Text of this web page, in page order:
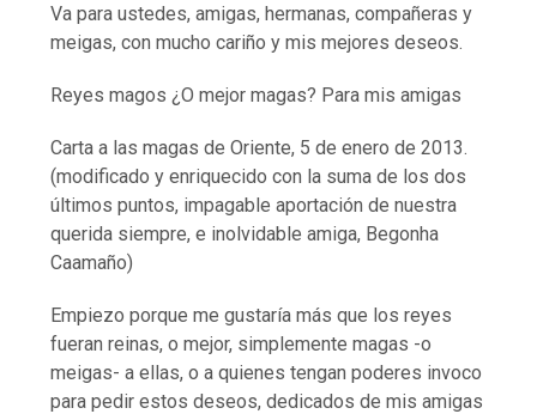
Va para ustedes, amigas, hermanas, compañeras y
meigas, con mucho cariño y mis mejores deseos.
Reyes magos ¿O mejor magas? Para mis amigas
Carta a las magas de Oriente, 5 de enero de 2013.
(modificado y enriquecido con la suma de los dos
últimos puntos, impagable aportación de nuestra
querida siempre, e inolvidable amiga, Begonha
Caamaño)
Empiezo porque me gustaría más que los reyes
fueran reinas, o mejor, simplemente magas -o
meigas- a ellas, o a quienes tengan poderes invoco
para pedir estos deseos, dedicados de mis amigas